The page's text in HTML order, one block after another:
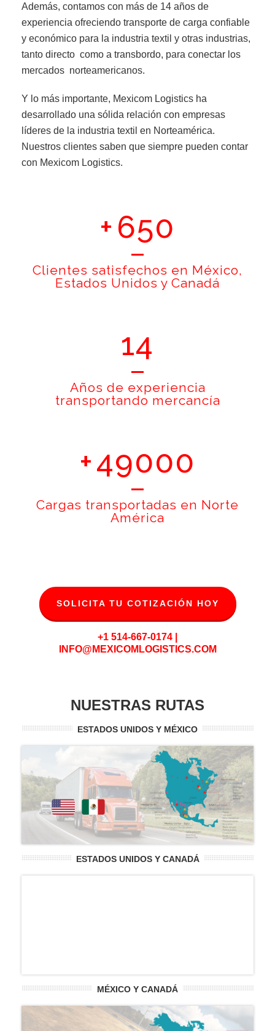
Además, contamos con más de 14 años de
experiencia ofreciendo transporte de carga confiable
y económico para la industria textil y otras industrias,
tanto directo como a transbordo, para conectar los
mercados norteamericanos.
Y lo más importante, Mexicom Logistics ha
desarrollado una sólida relación con empresas
líderes de la industria textil en Norteamérica.
Nuestros clientes saben que siempre pueden contar
con Mexicom Logistics.
+ 650
Clientes satisfechos en México,
Estados Unidos y Canadá
14
Años de experiencia
transportando mercancía
+49000
Cargas transportadas en Norte
América
SOLICITA TU COTIZACIÓN HOY
+1 514-667-0174 |
INFO@MEXICOMLOGISTICS.COM
NUESTRAS RUTAS
ESTADOS UNIDOS Y MÉXICO
ESTADOS UNIDOS Y CANADÁ
MÉXICO Y CANADÁ